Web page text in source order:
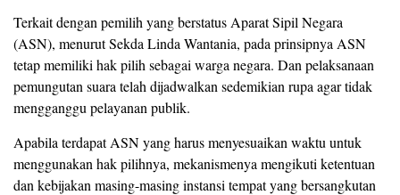
Terkait dengan pemilih yang berstatus Aparat Sipil Negara
(ASN), menurut Sekda Linda Wantania, pada prinsipnya ASN
tetap memiliki hak pilih sebagai warga negara. Dan pelaksanaan
pemungutan suara telah dijadwalkan sedemikian rupa agar tidak
mengganggu pelayanan publik.
Apabila terdapat ASN yang harus menyesuaikan waktu untuk
menggunakan hak pilihnya, mekanismenya mengikuti ketentuan
dan kebijakan masing-masing instansi tempat yang bersangkutan